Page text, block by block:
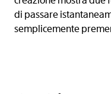
di passare
semplicemente